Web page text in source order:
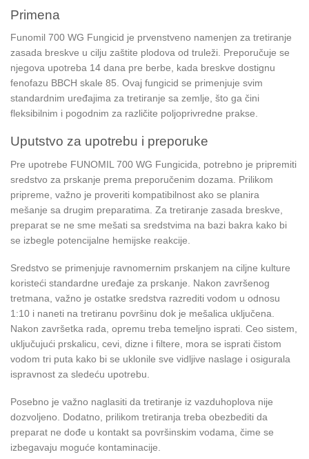
Primena
Funomil 700 WG Fungicid je prvenstveno namenjen za tretiranje
zasada breskve u cilju zaštite plodova od truleži. Preporučuje se
njegova upotreba 14 dana pre berbe, kada breskve dostignu
fenofazu BBCH skale 85. Ovaj fungicid se primenjuje svim
standardnim uređajima za tretiranje sa zemlje, što ga čini
fleksibilnim i pogodnim za različite poljoprivredne prakse.
Uputstvo za upotrebu i preporuke
Pre upotrebe FUNOMIL 700 WG Fungicida, potrebno je pripremiti
sredstvo za prskanje prema preporučenim dozama. Prilikom
pripreme, važno je proveriti kompatibilnost ako se planira
mešanje sa drugim preparatima. Za tretiranje zasada breskve,
preparat se ne sme mešati sa sredstvima na bazi bakra kako bi
se izbegle potencijalne hemijske reakcije.
Sredstvo se primenjuje ravnomernim prskanjem na ciljne kulture
koristeći standardne uređaje za prskanje. Nakon završenog
tretmana, važno je ostatke sredstva razrediti vodom u odnosu
1:10 i naneti na tretiranu površinu dok je mešalica uključena.
Nakon završetka rada, opremu treba temeljno isprati. Ceo sistem,
uključujući prskalicu, cevi, dizne i filtere, mora se isprati čistom
vodom tri puta kako bi se uklonile sve vidljive naslage i osigurala
ispravnost za sledeću upotrebu.
Posebno je važno naglasiti da tretiranje iz vazduhoplova nije
dozvoljeno. Dodatno, prilikom tretiranja treba obezbediti da
preparat ne dođe u kontakt sa površinskim vodama, čime se
izbegavaju moguće kontaminacije.